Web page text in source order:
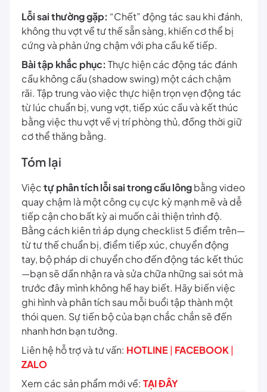
Lỗi sai thường gặp: “Chết” động tác sau khi đánh,
không thu vợt về tư thế sẵn sàng, khiến cơ thể bị
cứng và phản ứng chậm với pha cầu kế tiếp.
Bài tập khắc phục: Thực hiện các động tác đánh
cầu không cầu (shadow swing) một cách chậm
rãi. Tập trung vào việc thực hiện trọn vẹn động tác
từ lúc chuẩn bị, vung vợt, tiếp xúc cầu và kết thúc
bằng việc thu vợt về vị trí phòng thủ, đồng thời giữ
cơ thể thăng bằng.
Tóm lại
Việctự phân tích lỗi sai trong cầu lôngbằng video
quay chậm là một công cụ cực kỳ mạnh mẽ và dễ
tiếp cận cho bất kỳ ai muốn cải thiện trình độ.
Bằng cách kiên trì áp dụng checklist 5 điểm trên—
từ tư thế chuẩn bị, điểm tiếp xúc, chuyển động
tay, bộ pháp di chuyển cho đến động tác kết thúc
—bạn sẽ dần nhận ra và sửa chữa những sai sót mà
trước đây mình không hề hay biết. Hãy biến việc
ghi hình và phân tích sau mỗi buổi tập thành một
thói quen. Sự tiến bộ của bạn chắc chắn sẽ đến
nhanh hơn bạn tưởng.
Liên hệ hỗ trợ và tư vấn: HOTLINE | FACEBOOK|
ZALO
Xem các sản phẩm mới về: TẠI ĐÂY